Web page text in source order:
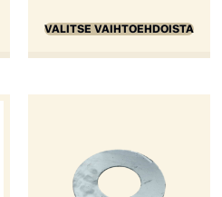
VALITSE VAIHTOEHDOISTA